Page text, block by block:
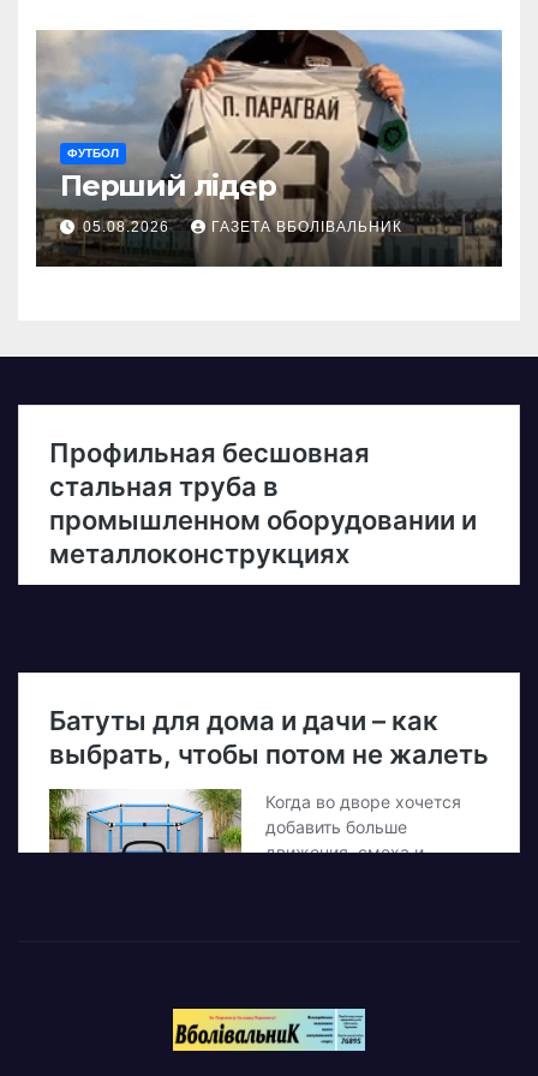
ФУТБОЛ
Перший лідер
05.08.2026 ГАЗЕТА ВБОЛІВАЛЬНИК